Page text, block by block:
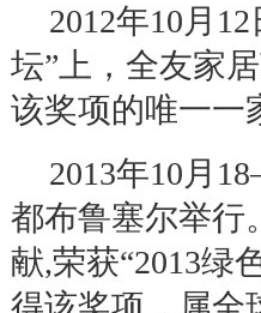
2012年10月 12
坛” 上，全友家
该奖项的唯一一
2013年10月
都布鲁塞尔举行
献,荣获“2013绿